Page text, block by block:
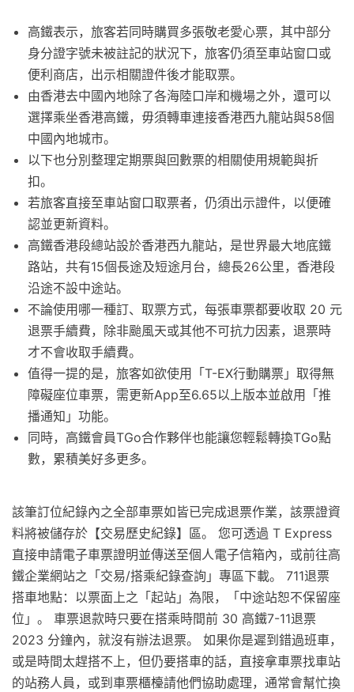
高鐵表示，旅客若同時購買多張敬老愛心票，其中部分
身分證字號未被註記的狀況下，旅客仍須至車站窗口或
便利商店，出示相關證件後才能取票。
由香港去中國內地除了各海陸口岸和機場之外，還可以
選擇乘坐香港高鐵，毋須轉車連接香港西九龍站與58個
中國內地城市。
以下也分別整理定期票與回數票的相關使用規範與折
扣。
若旅客直接至車站窗口取票者，仍須出示證件，以便確
認並更新資料。
高鐵香港段總站設於香港西九龍站，是世界最大地底鐵
路站，共有15個長途及短途月台，總長26公里，香港段
沿途不設中途站。
不論使用哪一種訂、取票方式，每張車票都要收取 20 元
退票手續費，除非颱風天或其他不可抗力因素，退票時
才不會收取手續費。
值得一提的是，旅客如欲使用「T-EX行動購票」取得無
障礙座位車票，需更新App至6.65以上版本並啟用「推
播通知」功能。
同時，高鐵會員TGo合作夥伴也能讓您輕鬆轉換TGo點
數，累積美好多更多。
該筆訂位紀錄內之全部車票如皆已完成退票作業，該票證資
料將被儲存於【交易歷史紀錄】區。 您可透過 T Express
直接申請電子車票證明並傳送至個人電子信箱內，或前往高
鐵企業網站之「交易/搭乘紀錄查詢」專區下載。 711退票
搭車地點：以票面上之「起站」為限，「中途站恕不保留座
位」。 車票退款時只要在搭乘時間前 30 高鐵7-11退票
2023 分鐘內，就沒有辦法退票。 如果你是遲到錯過班車，
或是時間太趕搭不上，但仍要搭車的話，直接拿車票找車站
的站務人員，或到車票櫃檯請他們協助處理，通常會幫忙換